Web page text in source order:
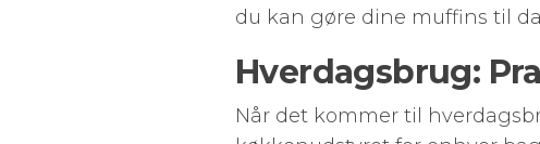
du kan gøre dine muffins til
Hverdagsbrug:
Når det kommer til